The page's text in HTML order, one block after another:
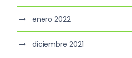
enero 2022
diciembre 2021